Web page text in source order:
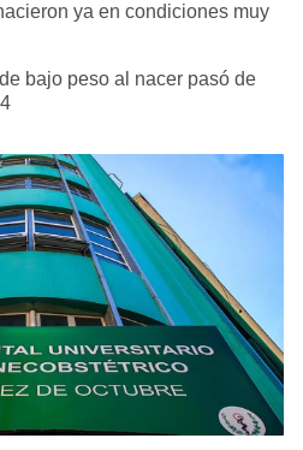
ya en condiciones muy
bajo peso al nacer pasó de